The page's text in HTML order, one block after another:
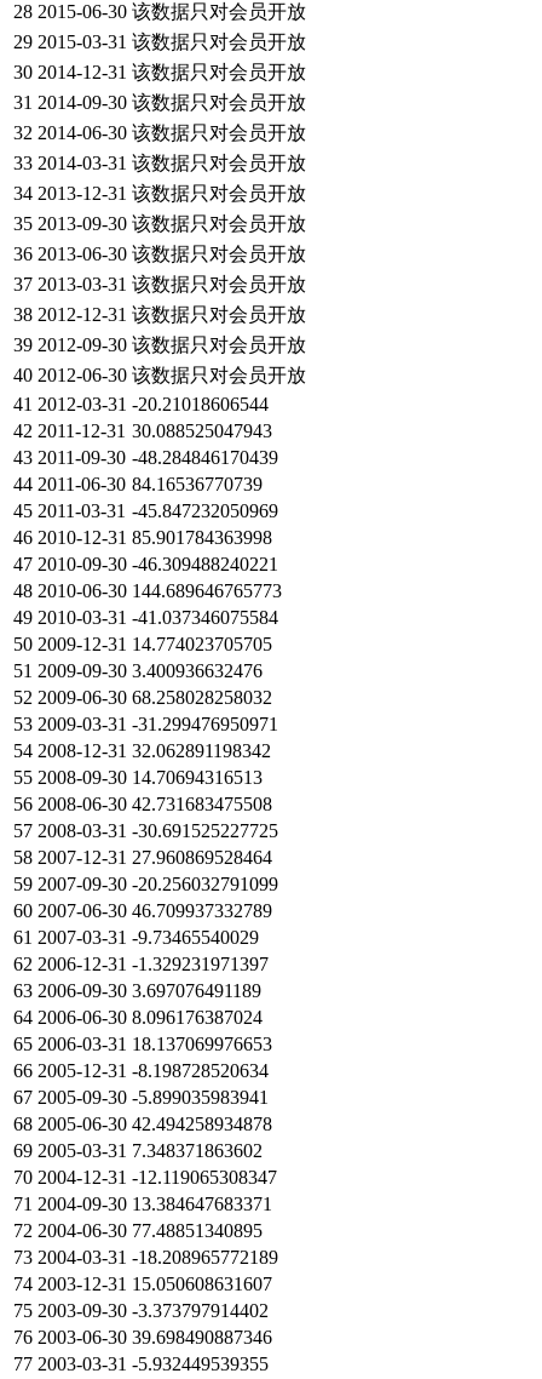
28 2015-06-30 该数据只对会员开放
29 2015-03-31 该数据只对会员开放
30 2014-12-31 该数据只对会员开放
31 2014-09-30 该数据只对会员开放
32 2014-06-30 该数据只对会员开放
33 2014-03-31 该数据只对会员开放
34 2013-12-31 该数据只对会员开放
35 2013-09-30 该数据只对会员开放
36 2013-06-30 该数据只对会员开放
37 2013-03-31 该数据只对会员开放
38 2012-12-31 该数据只对会员开放
39 2012-09-30 该数据只对会员开放
40 2012-06-30 该数据只对会员开放
41 2012-03-31 -20.21018606544
42 2011-12-31 30.088525047943
43 2011-09-30 -48.284846170439
44 2011-06-30 84.16536770739
45 2011-03-31 -45.847232050969
46 2010-12-31 85.901784363998
47 2010-09-30 -46.309488240221
48 2010-06-30 144.689646765773
49 2010-03-31 -41.037346075584
50 2009-12-31 14.774023705705
51 2009-09-30 3.400936632476
52 2009-06-30 68.258028258032
53 2009-03-31 -31.299476950971
54 2008-12-31 32.062891198342
55 2008-09-30 14.70694316513
56 2008-06-30 42.731683475508
57 2008-03-31 -30.691525227725
58 2007-12-31 27.960869528464
59 2007-09-30 -20.256032791099
60 2007-06-30 46.709937332789
61 2007-03-31 -9.73465540029
62 2006-12-31 -1.329231971397
63 2006-09-30 3.697076491189
64 2006-06-30 8.096176387024
65 2006-03-31 18.137069976653
66 2005-12-31 -8.198728520634
67 2005-09-30 -5.899035983941
68 2005-06-30 42.494258934878
69 2005-03-31 7.348371863602
70 2004-12-31 -12.119065308347
71 2004-09-30 13.384647683371
72 2004-06-30 77.48851340895
73 2004-03-31 -18.208965772189
74 2003-12-31 15.050608631607
75 2003-09-30 -3.373797914402
76 2003-06-30 39.698490887346
77 2003-03-31 -5.932449539355